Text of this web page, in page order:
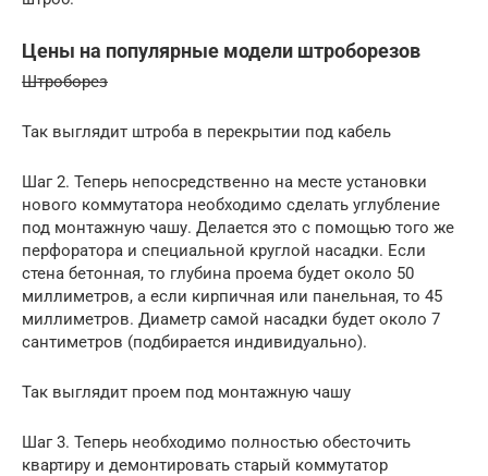
Цены на популярные модели штроборезов
Штроборез
Так выглядит штроба в перекрытии под кабель
Шаг 2. Теперь непосредственно на месте установки
нового коммутатора необходимо сделать углубление
под монтажную чашу. Делается это с помощью того же
перфоратора и специальной круглой насадки. Если
стена бетонная, то глубина проема будет около 50
миллиметров, а если кирпичная или панельная, то 45
миллиметров. Диаметр самой насадки будет около 7
сантиметров (подбирается индивидуально).
Так выглядит проем под монтажную чашу
Шаг 3. Теперь необходимо полностью обесточить
квартиру и демонтировать старый коммутатор